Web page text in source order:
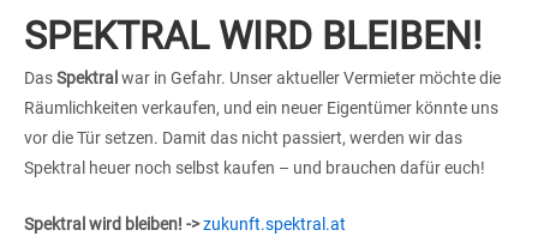
SPEKTRAL WIRD BLEIBEN!
DasSpektral war in Gefahr. Unser aktueller Vermieter möchte die
Räumlichkeiten verkaufen, und ein neuer Eigentümer könnte uns
vor die Tür setzen. Damit das nicht passiert, werden wir das
Spektral heuer noch selbst kaufen – und brauchen dafür euch!
Spektral wird bleiben! ->zukunft.spektral.at